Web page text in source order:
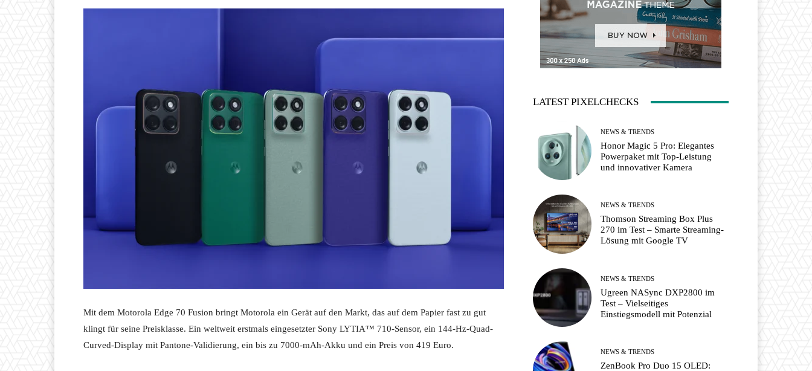
Mit dem Motorola Edge 70 Fusion bringt Motorola ein Gerät auf den Markt, das auf dem Papier fast zu gut
klingt für seine Preisklasse. Ein weltweit erstmals eingesetzter Sony LYTIA™ 710-Sensor, ein 144-Hz-Quad-
Curved-Display mit Pantone-Validierung, ein bis zu 7000-mAh-Akku und ein Preis von 419 Euro.
LATEST PIXELCHECKS
NEWS & TRENDS
Honor Magic 5 Pro: Elegantes
Powerpaket mit Top-Leistung
und innovativer Kamera
NEWS & TRENDS
Thomson Streaming Box Plus
270 im Test – Smarte Streaming-
Lösung mit Google TV
NEWS & TRENDS
Ugreen NASync DXP2800 im
Test – Vielseitiges
Einstiegsmodell mit Potenzial
NEWS & TRENDS
ZenBook Pro Duo 15 OLED: